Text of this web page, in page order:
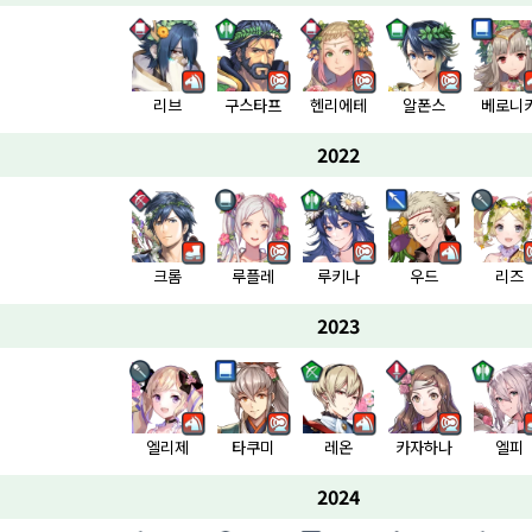
리브 구스타프 헨리에테 알폰스 베로니
2022
크롬 루플레 루키나 우드 리즈
2023
엘리제 타쿠미 레온 카자하나 엘피
2024